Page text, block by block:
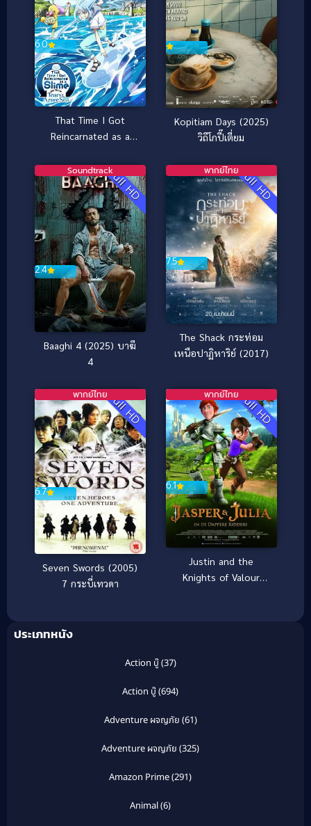
6.0
That Time I Got
Reincarnated as a
of the Azure Sea เกิด
ใหม่ทั้งทีก็เป็นสไลม์ไปซะ
แล้วเดอะมูฟวี่ ภาคน้ำตา
แห่งห้วงทะเลคราม
(2026)
Kopitiam Days (2025)
วิถีโกปี๊เตี่ยม
Full HD
2.4
Soundtrack
Baaghi 4 (2025) บาฆี
4
Full HD
7.5
พากย์ไทย
The Shack กระท่อม
เหนือปาฏิหาริย์ (2017)
Full HD
6.7
พากย์ไทย
Seven Swords (2005)
7 กระบี่เทวดา
Full HD
6.1
พากย์ไทย
Justin and the
Knights of Valour
ประเภทหนัง
Action บู๊(37)
Action บู๊(694)
Adventure ผจญภัย (61)
Adventure ผจญภัย (325)
Amazon Prime(291)
Animal(6)